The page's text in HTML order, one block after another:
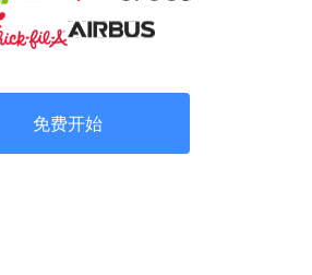
免费开始